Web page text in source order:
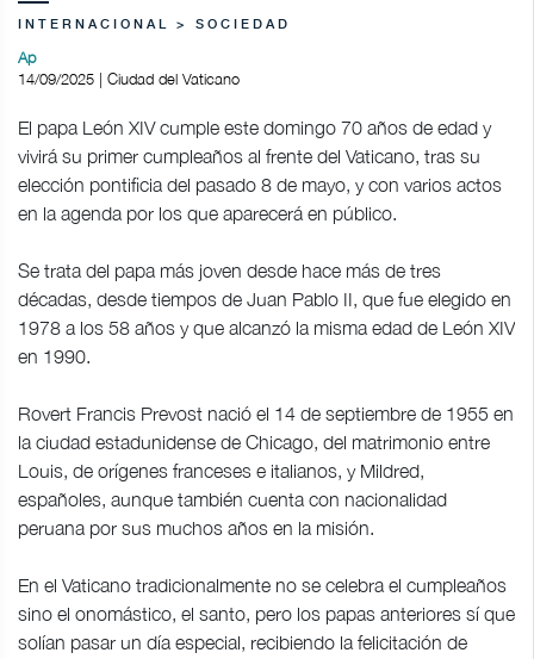
INTERNACIONAL > SOCIEDAD
Ap
14/09/2025 | Ciudad del Vaticano
El papa León XIV cumple este domingo 70 años de edad y
vivirá su primer cumpleaños al frente del Vaticano, tras su
elección pontificia del pasado 8 de mayo, y con varios actos
en la agenda por los que aparecerá en público.
Se trata del papa más joven desde hace más de tres
décadas, desde tiempos de Juan Pablo II, que fue elegido en
1978 a los 58 años y que alcanzó la misma edad de León XIV
en 1990.
Rovert Francis Prevost nació el 14 de septiembre de 1955 en
la ciudad estadunidense de Chicago, del matrimonio entre
Louis, de orígenes franceses e italianos, y Mildred,
españoles, aunque también cuenta con nacionalidad
peruana por sus muchos años en la misión.
En el Vaticano tradicionalmente no se celebra el cumpleaños
sino el onomástico, el santo, pero los papas anteriores sí que
solían pasar un día especial, recibiendo la felicitación de